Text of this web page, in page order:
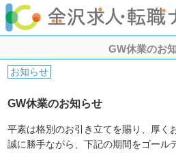
GW休業のお
お知らせ
GW休業のお知らせ
平素は格別のお引き立てを賜り、厚く
誠に勝手ながら、下記の期間をゴール